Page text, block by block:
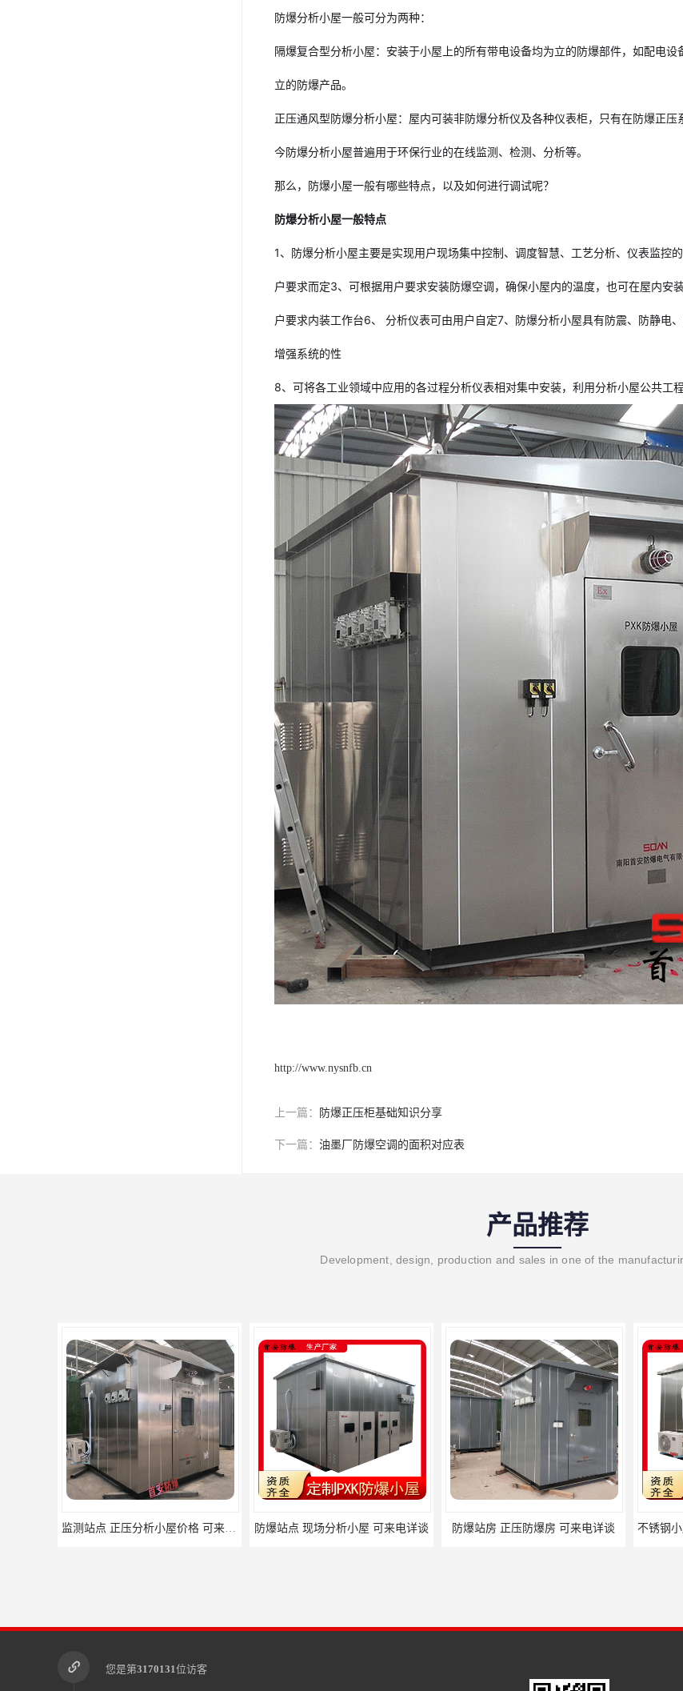
防爆分析小屋一般可分为两种：
隔爆复合型分析小屋：安装于小屋上的所有带电设备均为立的防爆部件，如配电
立的防爆产品。
正压通风型防爆分析小屋：屋内可装非防爆分析仪及各种仪表柜，只有在防爆正
今防爆分析小屋普遍用于环保行业的在线监测、检测、分析等。
那么，防爆小屋一般有哪些特点，以及如何进行调试呢？
防爆分析小屋一般特点
1、防爆分析小屋主要是实现用户现场集中控制、调度智慧、工艺分析、仪表监控
户要求而定3、可根据用户要求安装防爆空调，确保小屋内的温度，也可在屋内
户要求内装工作台6、 分析仪表可由用户自定7、防爆分析小屋具有防震、防静电
增强系统的性
8、可将各工业领域中应用的各过程分析仪表相对集中安装，利用分析小屋公共工
http://www.nysnfb.cn
上一篇： 防爆正压柜基础知识分享
下一篇： 油墨厂防爆空调的面积对应表
产品推荐
Development, design, production and sales in one of the
监测站点 正压分析小屋价格 可来电详谈 防爆站点 现场分析小屋 可来电详谈 防爆站房 正压防爆房 可来电详谈
您是第3170131位访客